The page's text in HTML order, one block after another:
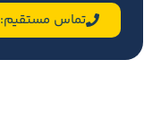
تماس مستقیم:09102520805